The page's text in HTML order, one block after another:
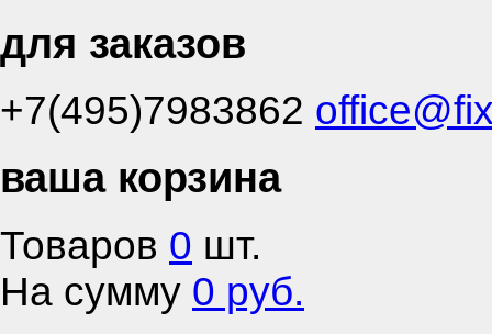
для заказов
+7(495)7983862
ваша корзина
Товаров 0 шт.
На сумму 0 руб.